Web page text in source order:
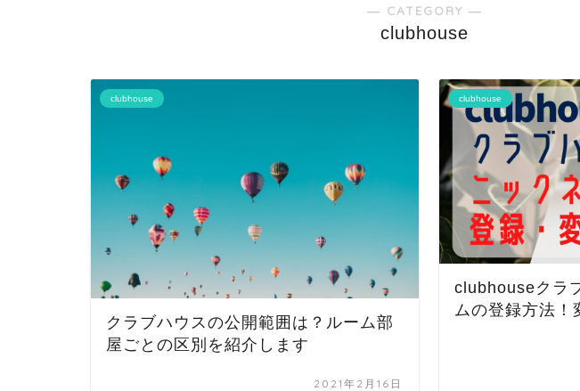
― CATEGORY ―
clubhouse
clubhouse
クラブハウスの公開範囲は？ルーム部
屋ごとの区別を紹介します
2021年2月16日
clubhouse
clubhouseクラ
ムの登録方法！